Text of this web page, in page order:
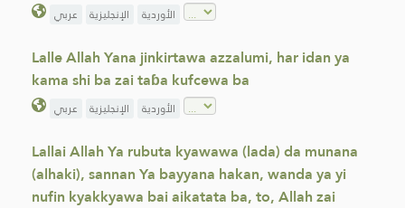
عربي الإنجليزية الأوردية
Lalle Allah Yana jinkirtawa azzalumi, har idan ya
kama shi ba zai taɓa kufcewa ba
عربي الإنجليزية الأوردية
Lallai Allah Ya rubuta kyawawa (lada) da munana
(alhaki), sannan Ya bayyana hakan, wanda ya yi
nufin kyakkyawa bai aikatata ba, to, Allah zai